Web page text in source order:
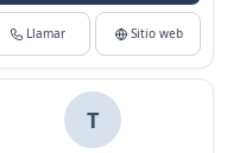
Llamar Sitio web
T